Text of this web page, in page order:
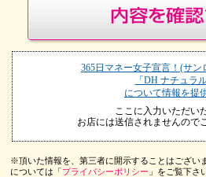
365日マネー女子宣言！(サン
「DH ナチュラル
について情報を提
ここに入力いただい
お店には送信されませんので
※頂いた情報を、第三者に開示することはござい
については「プライバシーポリシー 」をご覧下さ